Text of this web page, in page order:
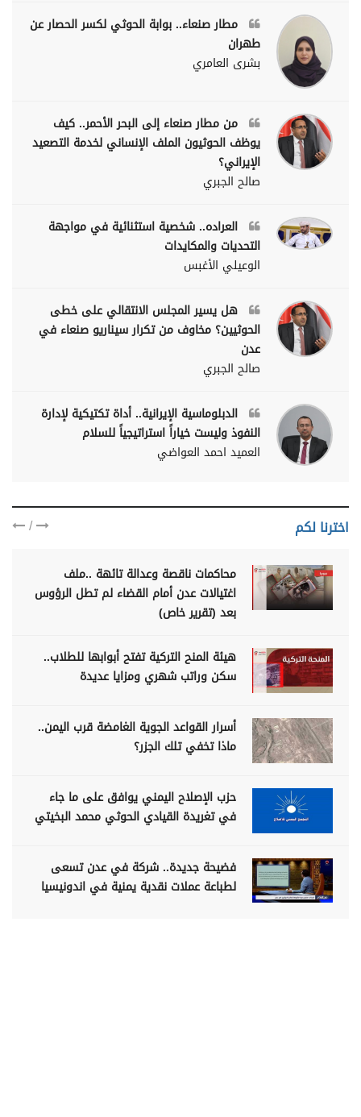
مطار صنعاء.. بوابة الحوثي لكسر الحصار عن
طهران
بشرى العامري
من مطار صنعاء إلى البحر الأحمر.. كيف
يوظف الحوثيون الملف الإنساني لخدمة التصعيد
الإيراني؟
صالح الجبري
العراده.. شخصية استثنائية في مواجهة
التحديات والمكايدات
الوعيلي الأغبس
هل يسير المجلس الانتقالي على خطى
الحوثيين؟ مخاوف من تكرار سيناريو صنعاء في
عدن
صالح الجبري
الدبلوماسية الإيرانية.. أداة تكتيكية لإدارة
النفوذ وليست خياراً استراتيجياً للسلام
العميد احمد العواضي
اخترنا لكم /
محاكمات ناقصة وعدالة تائهة ..ملف
اغتيالات عدن أمام القضاء لم تطل الرؤوس
بعد (تقرير خاص)
هيئة المنح التركية تفتح أبوابها للطلاب..
سكن وراتب شهري ومزايا عديدة
أسرار القواعد الجوية الغامضة قرب اليمن..
ماذا تخفي تلك الجزر؟
حزب الإصلاح اليمني يوافق على ما جاء
في تغريدة القيادي الحوثي محمد البخيتي
فضيحة جديدة.. شركة في عدن تسعى
لطباعة عملات نقدية يمنية في اندونيسيا